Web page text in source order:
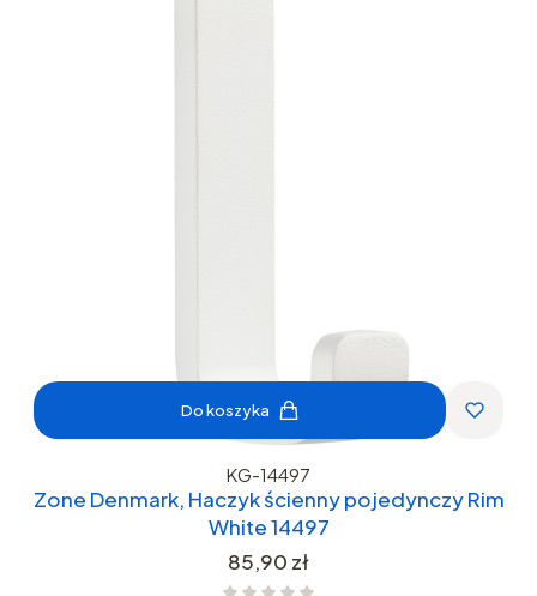
Do koszyka
KG-14497
Zone Denmark, Haczyk ścienny pojedynczy Rim
White 14497
Cena
85,90 zł